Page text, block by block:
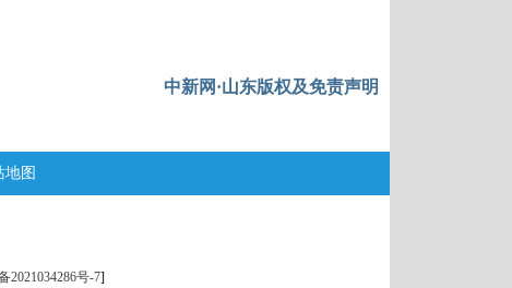
中新网·山东版权及免责声明
地图
2021034286号-7]